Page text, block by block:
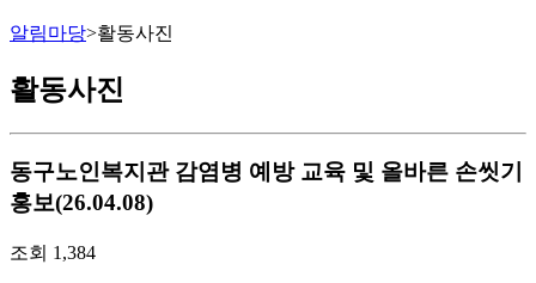
알림마당>활동사진
활동사진
동구노인복지관 감염병 예방 교육 및 올바른 손씻기
홍보(26.04.08)
조회 1,384